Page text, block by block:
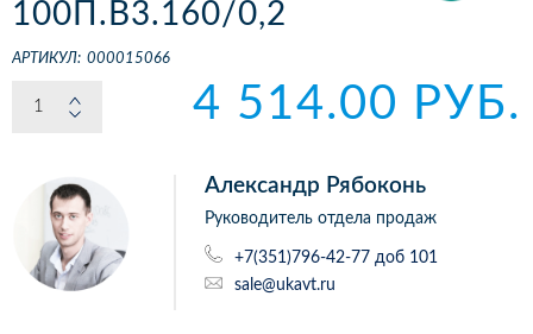
100П.В3.160/0,2
АРТИКУЛ: 000015066
4 514.00 РУБ.
Александр Рябоконь
Руководитель отдела продаж
+7(351)796-42-77 доб 101
sale@ukavt.ru